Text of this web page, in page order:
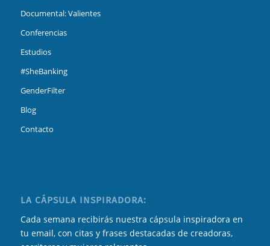
Documental: Valientes
Conferencias
Estudios
#SheBanking
GenderFilter
Blog
Contacto
LA CÁPSULA INSPIRADORA:
Cada semana recibirás nuestra cápsula inspiradora en
tu email, con citas y frases destacadas de creadoras,